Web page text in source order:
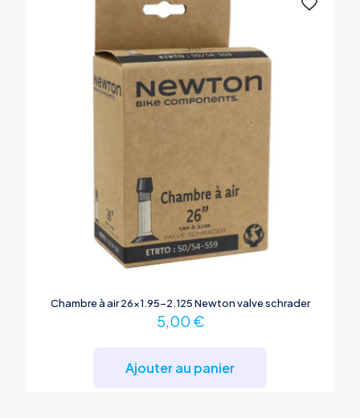
Chambre à air 26×1.95-2.125 Newton valve schrader
5,00 €
Ajouter au panier